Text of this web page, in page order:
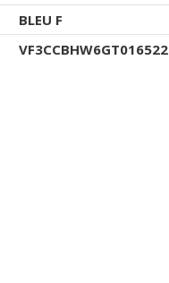
BLEU F
VF3CCBHW6GT016522